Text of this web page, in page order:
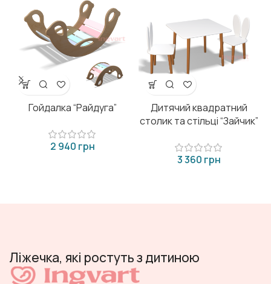
Гойдалка “Райдуга”
грн
Дитячий квадратний
столик та стільці “Зайчик”
грн
Ліжечка, які ростуть з дитиною